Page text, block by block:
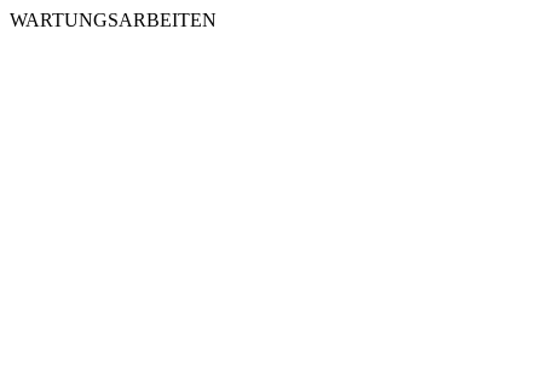
WARTUNGSARBEITEN